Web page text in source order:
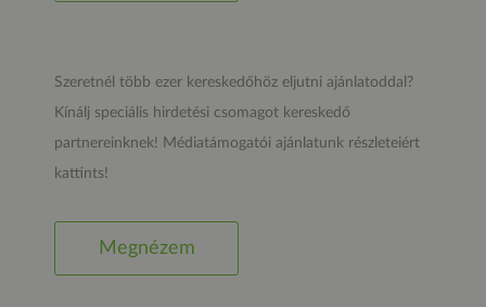
Szeretnél több ezer kereskedőhöz eljutni ajánlatoddal?
Kínálj speciális hirdetési csomagot kereskedő
partnereinknek! Médiatámogatói ajánlatunk részleteiért
kattints!
Megnézem